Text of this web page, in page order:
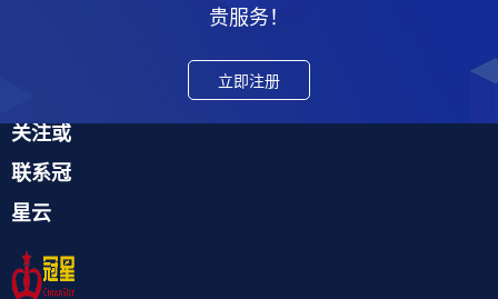
贵服务！
立即注册
关注或
联系冠
星云